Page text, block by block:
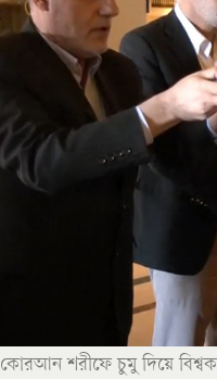
কোরআন শরীফে চুমু দিয়ে